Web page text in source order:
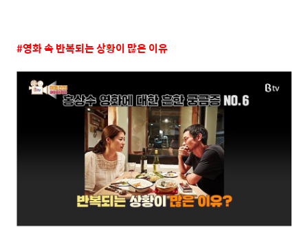
#영화 속 반복되는 상황이 많은 이유